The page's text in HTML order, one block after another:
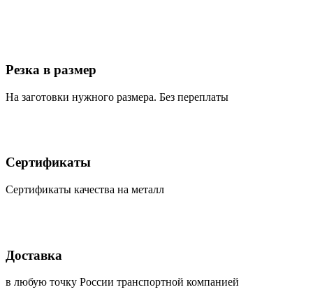
Резка в размер
На заготовки нужного размера. Без переплаты
Сертификаты
Сертификаты качества на металл
Доставка
в любую точку России транспортной компанией